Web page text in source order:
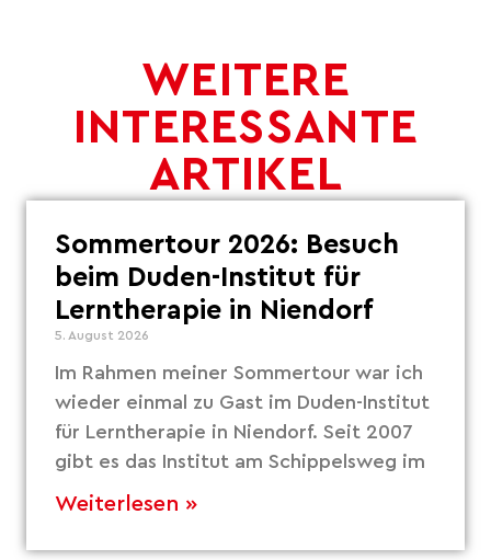
WEITERE
INTERESSANTE
ARTIKEL
Sommertour 2026: Besuch
beim Duden-Institut für
Lerntherapie in Niendorf
5. August 2026
Im Rahmen meiner Sommertour war ich
wieder einmal zu Gast im Duden-Institut
für Lerntherapie in Niendorf. Seit 2007
gibt es das Institut am Schippelsweg im
Weiterlesen »